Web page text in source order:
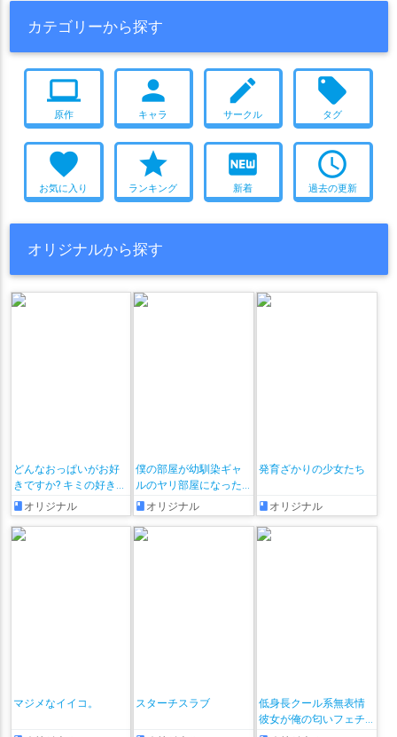
二穴 おまけ付き
噴乳
風俗 画集 メガネ 爆乳 おねショタ
目隠し
モンスター姦
カテゴリーから探す
computer
原作
person
キャラ
create
サークル
local_offer
タグ
favorite
お気に入り
star
ランキング
fiber_new
新着
access_time
過去の更新
オリジナルから探す
どんなおっぱいがお好
きですか? キミの好きな
おっぱいがきっと見つ
かるアンソロジー
オリジナル
僕の部屋が幼馴染ギャ
ルのヤリ部屋になった
話 オリジナル
発育ざかりの少女たち
オリジナル
マジメなイイコ。 スターチスラブ
低身長クール系無表情
彼女が俺の匂いフェチ